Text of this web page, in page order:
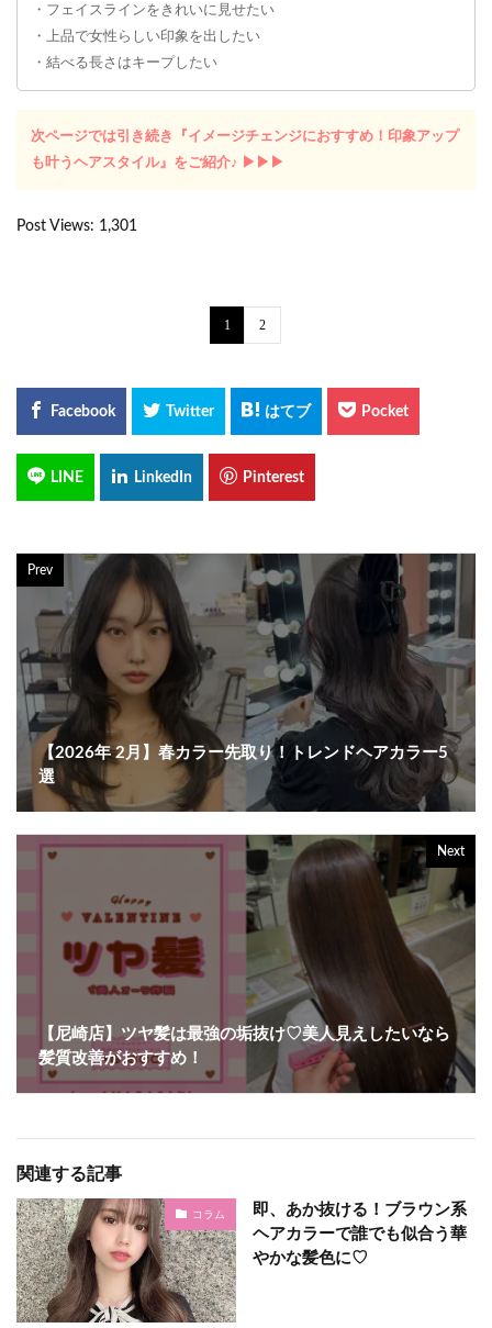
・フェイスラインをきれいに見せたい
・上品で女性らしい印象を出したい
・結べる長さはキープしたい
次ページでは引き続き『イメージチェンジにおすすめ！印象アップ
も叶うヘアスタイル』をご紹介♪ ▶︎▶︎▶︎
Post Views: 1,301
1 2
Prev
【2026年 2月】春カラー先取り！トレンドヘアカラー5
選
Next
【尼崎店】ツヤ髪は最強の垢抜け♡美人見えしたいなら
髪質改善がおすすめ！
関連する記事
コラム
即、あか抜ける！ブラウン系
ヘアカラーで誰でも似合う華
やかな髪色に♡